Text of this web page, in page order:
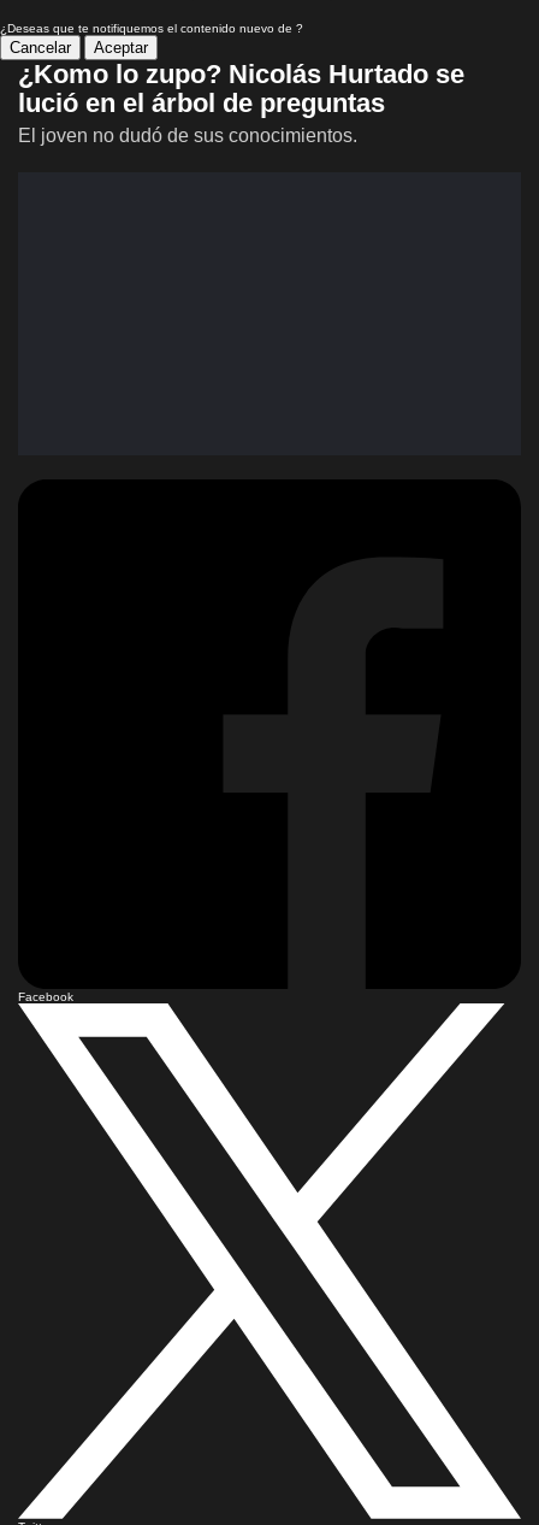
¿Deseas que te notifiquemos el contenido nuevo de ?
Cancelar Aceptar
¿Komo lo zupo? Nicolás Hurtado se
lució en el árbol de preguntas
El joven no dudó de sus conocimientos.
Facebook